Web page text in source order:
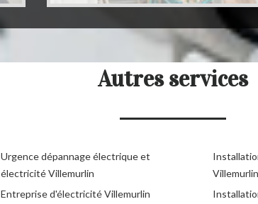
Autres services
Urgence dépannage électrique et
électricité Villemurlin
Entreprise d'électricité Villemurlin
Villemurlin